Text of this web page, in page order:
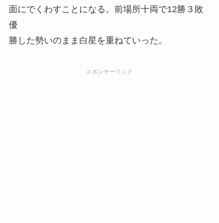
面にでくわすことになる。前場所十両で12勝３敗
優
勝した勢いのまま白星を重ねていった。
スポンサーリンク